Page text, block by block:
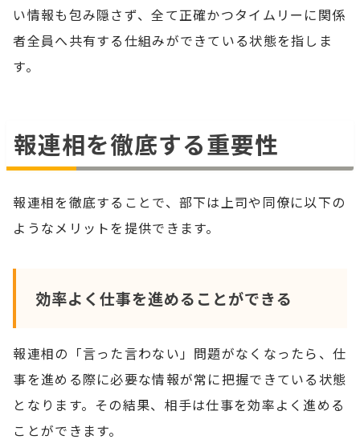
い情報も包み隠さず、全て正確かつタイムリーに関係
者全員へ共有する仕組みができている状態を指しま
す。
報連相を徹底する重要性
報連相を徹底することで、部下は上司や同僚に以下の
ようなメリットを提供できます。
効率よく仕事を進めることができる
報連相の「言った言わない」問題がなくなったら、仕
事を進める際に必要な情報が常に把握できている状態
となります。その結果、相手は仕事を効率よく進める
ことができます。